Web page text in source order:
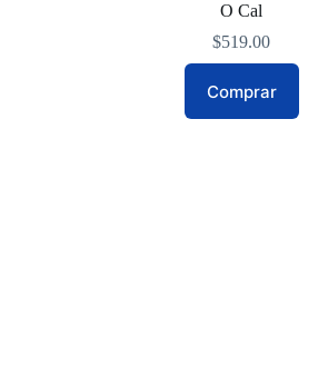
O Cal
$519.00
Comprar